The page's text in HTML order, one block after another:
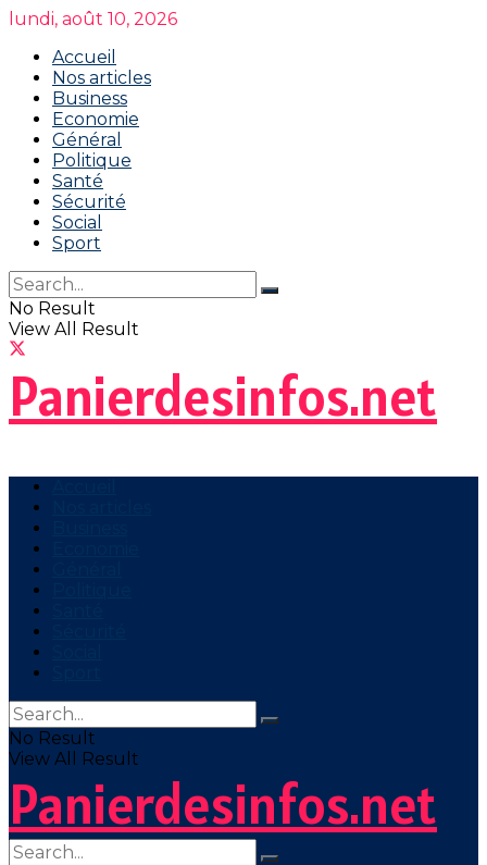
lundi, août 10, 2026
Accueil
Nos articles
Business
Economie
Général
Politique
Santé
Sécurité
Social
Sport
No Result
View All Result
Panierdesinfos.net
No Result
View All Result
Panierdesinfos.net